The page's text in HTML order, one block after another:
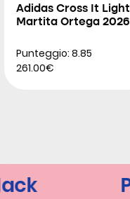
Adidas Cross It Light
Martita Ortega 2026
Punteggio: 8.85
261.00€